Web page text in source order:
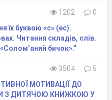
1202
0
їх буквою «с» (ес).
Читання складів, слів.
бичок»."
3504
5
МОТИВАЦІЇ ДО
З ДИТЯЧОЮ КНИЖКОЮ У